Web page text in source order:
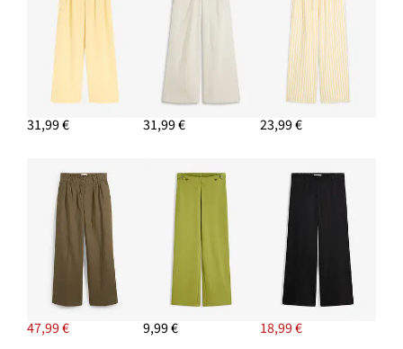
PRIDAŤ DO KOŠÍKA
31,99 € 31,99 € 23,99 €
47,99 € 9,99 € 18,99 €